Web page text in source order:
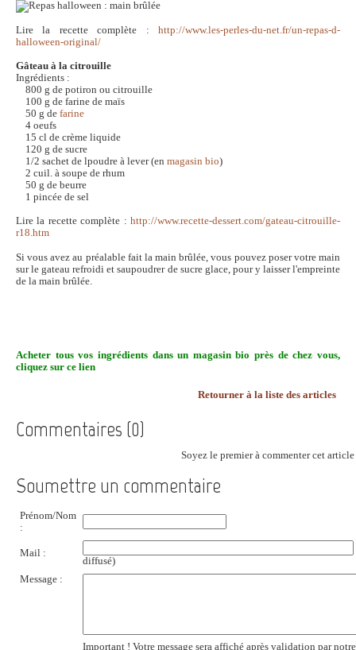
Lire la recette complète : http://www.les-perles-du-net.fr/un-repas-d-
halloween-original/
Gâteau à la citrouille
Ingrédients :
800 g de potiron ou citrouille
100 g de farine de maïs
50 g de farine
4 oeufs
15 cl de crème liquide
120 g de sucre
1/2 sachet de lpoudre à lever (en magasin bio)
2 cuil. à soupe de rhum
50 g de beurre
1 pincée de sel
Lire la recette complète : http://www.recette-dessert.com/gateau-citrouille-
r18.htm
Si vous avez au préalable fait la main brûlée, vous pouvez poser votre main
sur le gateau refroidi et saupoudrer de sucre glace, pour y laisser l'empreinte
de la main brûlée.
Acheter tous vos ingrédients dans un magasin bio près de chez vous,
cliquez sur ce lien
Retourner à la liste des articles
Commentaires (0)
Soyez le premier à commenter cet article
Soumettre un commentaire
Prénom/Nom
:
Mail :
diffusé)
Message :
Important ! Votre message sera affiché après validation par